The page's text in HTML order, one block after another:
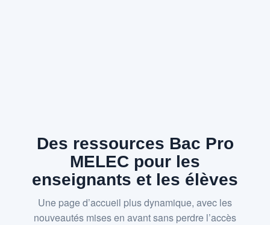
Des ressources Bac Pro
MELEC pour les
enseignants et les élèves
Une page d’accueil plus dynamique, avec les
nouveautés mises en avant sans perdre l’accès